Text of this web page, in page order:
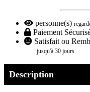
personne(s)
Paiement
Satisfait ou
jusqu'à 30 jours
Description